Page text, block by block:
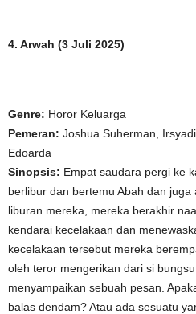
4. Arwah (3 Juli 2025)
Genre: Horor Keluarga
Pemeran: Joshua Suherman,
Edoarda
Sinopsis: Empat saudara pergi ke
berlibur dan bertemu Abah dan
liburan mereka, mereka berakhir
kendarai kecelakaan dan
kecelakaan tersebut mereka
oleh teror mengerikan dari si
menyampaikan sebuah pesan.
balas dendam? Atau ada sesuatu